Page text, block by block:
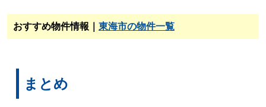
おすすめ物件情報｜ 東海市の物件一覧
まとめ